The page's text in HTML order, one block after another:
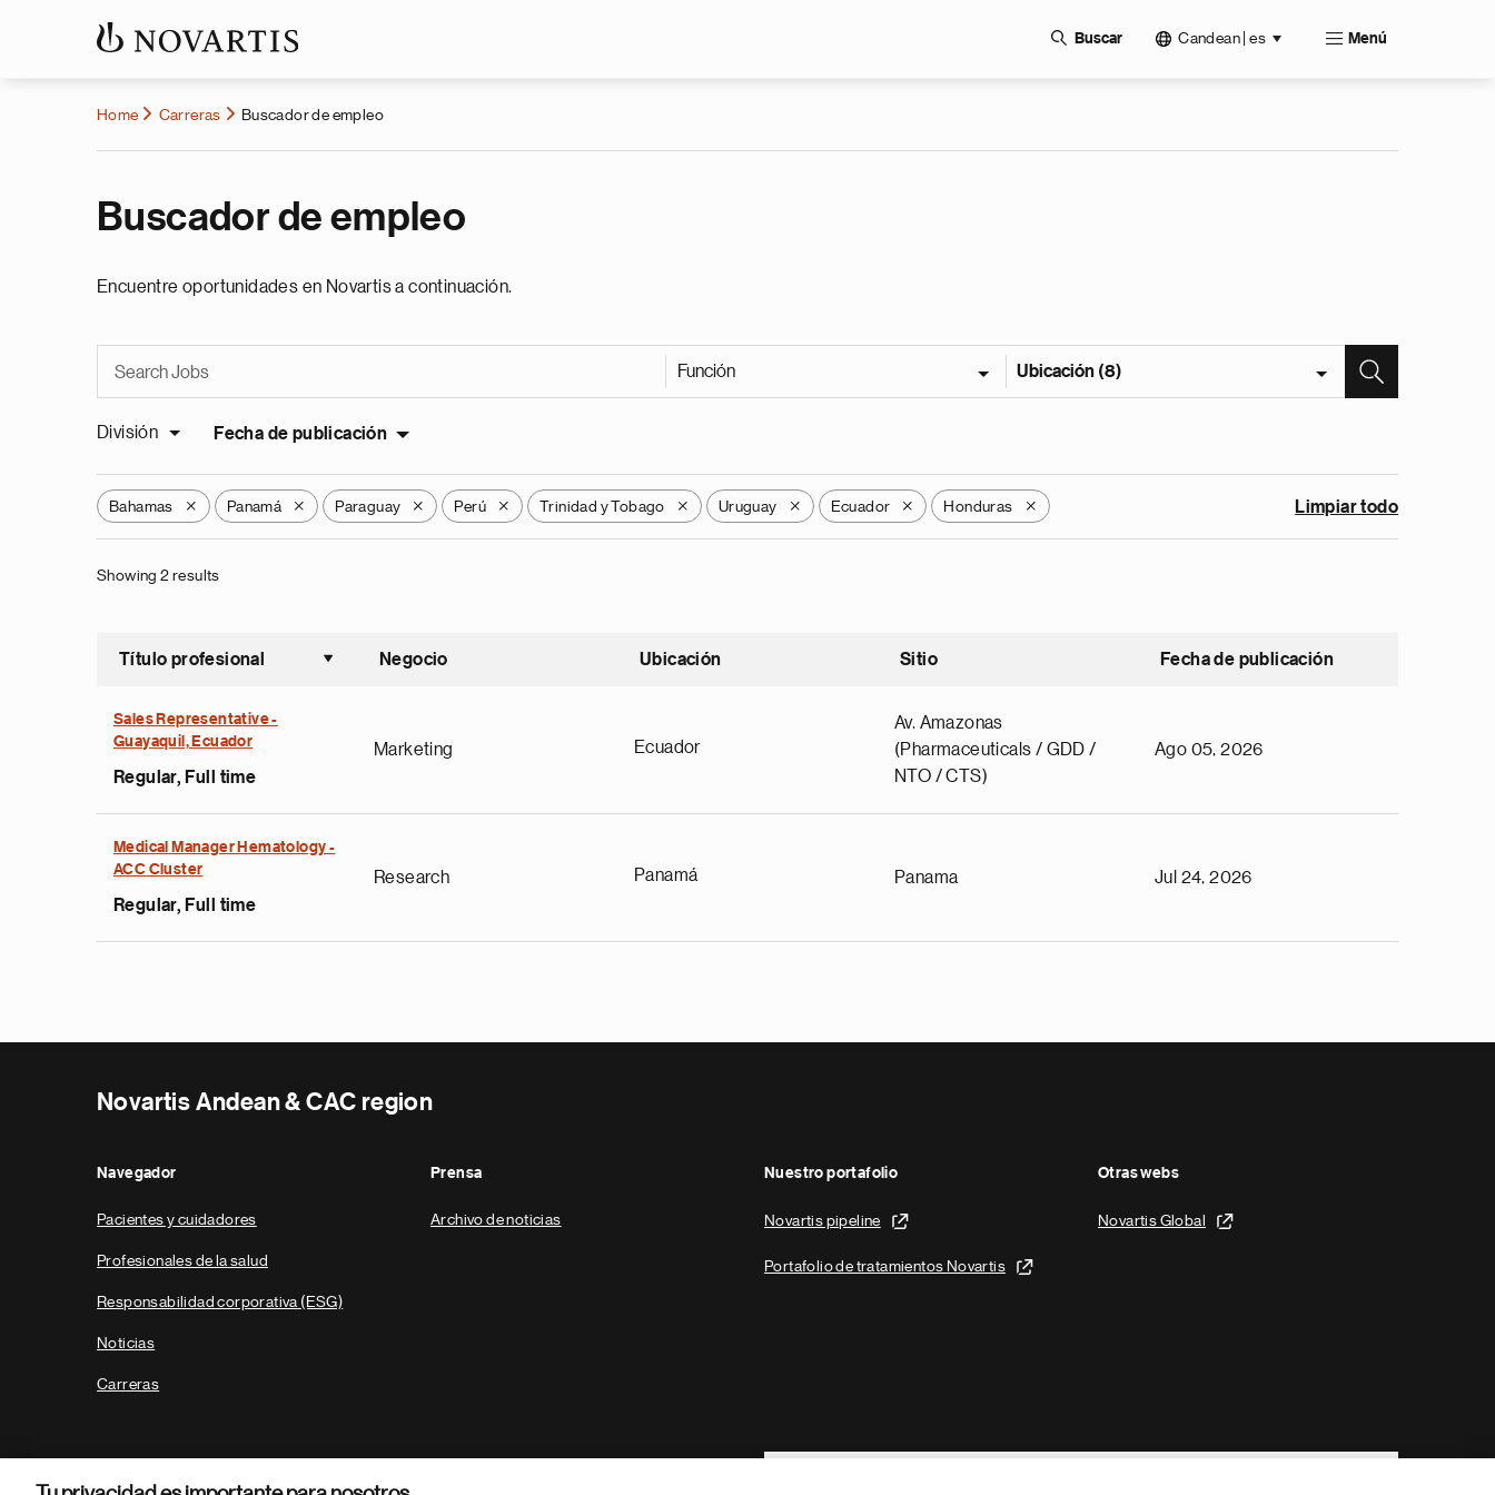
Buscar Candean | es Menú
Home Carreras Buscador de empleo
Buscador de empleo
Encuentre oportunidades en Novartis a continuación.
Función Ubicación (8)
División Fecha de publicación
Bahamas X Panamá X Paraguay X Perú X Trinidad y Tobago X Uruguay X Ecuador X Honduras X Limpiar todo
Showing 2 results
Título profesional
Ordenar ascendente
Negocio Ubicación Sitio Fecha de publicación
Sales Representative -
Guayaquil, Ecuador
Regular, Full time
Marketing Ecuador
Av. Amazonas
(Pharmaceuticals / GDD /
NTO / CTS)
Ago 05, 2026
Medical Manager Hematology -
ACC Cluster
Regular, Full time
Research Panamá Panama Jul 24, 2026
Novartis Andean & CAC region
Navegador
Pacientes y cuidadores
Profesionales de la salud
Responsabilidad corporativa (ESG)
Noticias
Carreras
Prensa
Archivo de noticias
Nuestro portafolio
Novartis pipeline
Portafolio de tratamientos Novartis
Otras webs
Novartis Global
Footer Site Search